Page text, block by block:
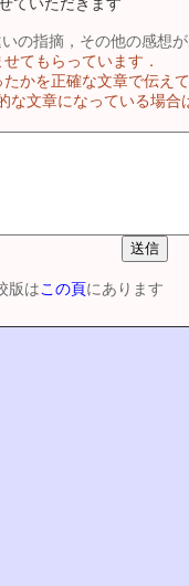
の指摘，その他の感想
てもらっています．
かを正確な文章で伝え
文章になっている場
版はこの頁にあります